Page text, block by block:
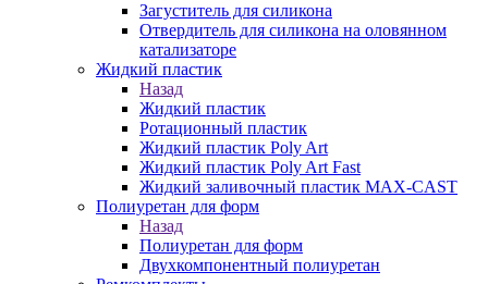
Загуститель для силикона
Отвердитель для силикона на оловянном
катализаторе
Жидкий пластик
Назад
Жидкий пластик
Ротационный пластик
Жидкий пластик Poly Art
Жидкий пластик Poly Art Fast
Жидкий заливочный пластик MAX-CAST
Полиуретан для форм
Назад
Полиуретан для форм
Двухкомпонентный полиуретан